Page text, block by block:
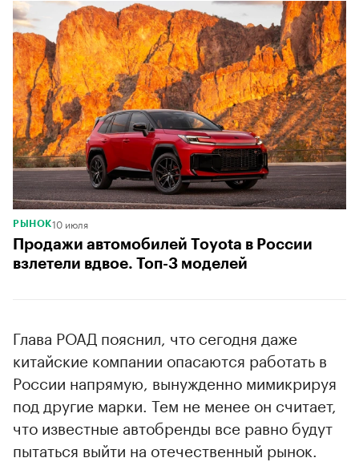
РЫНОК10 июля
Продажи автомобилей Toyota в России
взлетели вдвое. Топ-3 моделей
Глава РОАД пояснил, что сегодня даже
китайские компании опасаются работать в
России напрямую, вынужденно мимикрируя
под другие марки. Тем не менее он считает,
что известные автобренды все равно будут
пытаться выйти на отечественный рынок.